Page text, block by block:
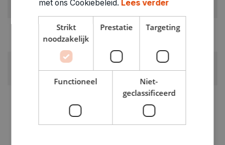
Decoupage papier
ARTIKELNUMMER
met ons Cookiebeleid. Lees verder
Strikt
noodzakelijk
Prestatie Targeting
Functioneel
Niet-
geclassificeerd